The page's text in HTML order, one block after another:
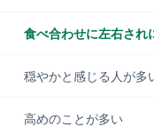
食べ合わせに左右され
穏やかと感じる人が多
高めのことが多い